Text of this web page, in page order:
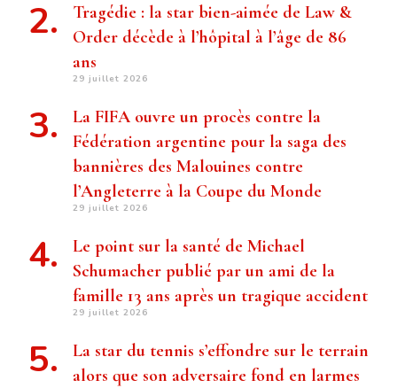
Tragédie : la star bien-aimée de Law &
Order décède à l’hôpital à l’âge de 86
ans
29 juillet 2026
La FIFA ouvre un procès contre la
Fédération argentine pour la saga des
bannières des Malouines contre
l’Angleterre à la Coupe du Monde
29 juillet 2026
Le point sur la santé de Michael
Schumacher publié par un ami de la
famille 13 ans après un tragique accident
29 juillet 2026
La star du tennis s’effondre sur le terrain
alors que son adversaire fond en larmes